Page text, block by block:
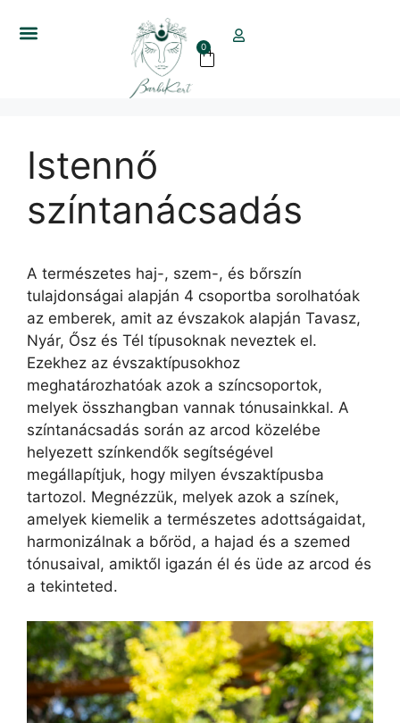
0
Istennő
színtanácsadás
A természetes haj-, szem-, és bőrszín
tulajdonságai alapján 4 csoportba sorolhatóak
az emberek, amit az évszakok alapján Tavasz,
Nyár, Ősz és Tél típusoknak neveztek el.
Ezekhez az évszaktípusokhoz
meghatározhatóak azok a színcsoportok,
melyek összhangban vannak tónusainkkal. A
színtanácsadás során az arcod közelébe
helyezett színkendők segítségével
megállapítjuk, hogy milyen évszaktípusba
tartozol. Megnézzük, melyek azok a színek,
amelyek kiemelik a természetes adottságaidat,
harmonizálnak a bőröd, a hajad és a szemed
tónusaival, amiktől igazán él és üde az arcod és
a tekinteted.